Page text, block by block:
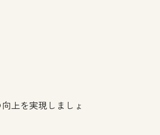
上を実現しましょ